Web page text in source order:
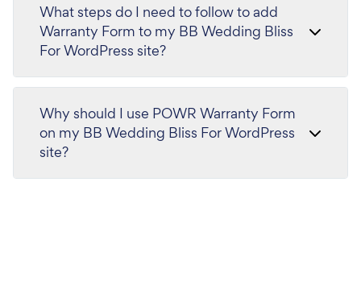
What steps do I need to follow to add
Warranty Form to my BB Wedding Bliss
For WordPress site?
Why should I use POWR Warranty Form
on my BB Wedding Bliss For WordPress
site?